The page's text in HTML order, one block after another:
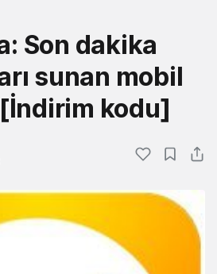
Son dakika
sunan mobil
kodu]